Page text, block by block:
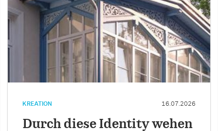
KREATION 16.07.2026
Durch diese Identity wehen